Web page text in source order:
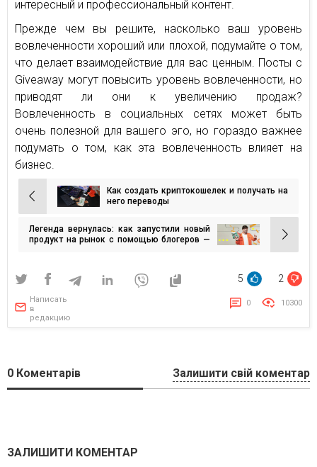
интересный и профессиональный контент.
Прежде чем вы решите, насколько ваш уровень
вовлеченности хороший или плохой, подумайте о том,
что делает взаимодействие для вас ценным. Посты с
Giveaway могут повысить уровень вовлеченности, но
приводят ли они к увеличению продаж?
Вовлеченность в социальных сетях может быть
очень полезной для вашего эго, но гораздо важнее
подумать о том, как эта вовлеченность влияет на
бизнес.
Навигация
по
записям
Как создать криптокошелек и получать на
него переводы
Легенда вернулась: как запустили новый
продукт на рынок с помощью блогеров —
5 2
Написать
в
редакцию
0 10300
0 Коментарів Залишити свій коментар
ЗАЛИШИТИ КОМЕНТАР